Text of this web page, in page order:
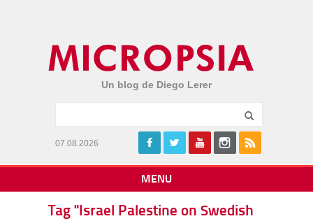
Un blog de Diego Lerer
07.08.2026
MENU
Tag "Israel Palestine on Swedish